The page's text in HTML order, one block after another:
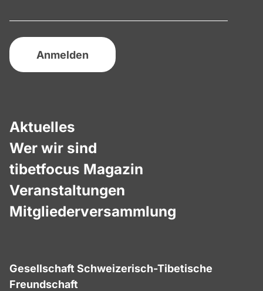
Aktuelles
Wer wir sind
tibetfocus Magazin
Veranstaltungen
Mitgliederversammlung
Gesellschaft Schweizerisch-Tibetische
Freundschaft